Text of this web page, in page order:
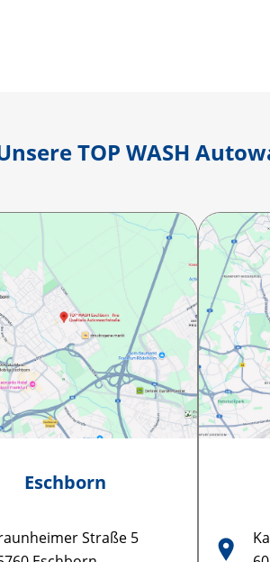
TOP WASH
Eschborn
Straße 5